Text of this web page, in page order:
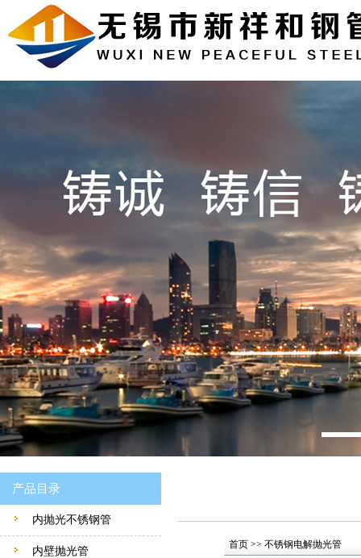
产品目录
内抛光不锈钢管
内壁抛光管
首页 >> 不锈钢电解抛光管